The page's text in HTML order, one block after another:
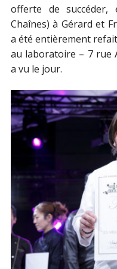
offerte de
Chaînes) à Gérard et
a été entièrement
au laboratoire – 7 rue
a vu le jour.